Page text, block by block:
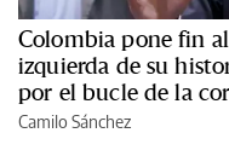
Colombia pone fin
izquierda de su
por el bucle de la
Camilo Sánchez